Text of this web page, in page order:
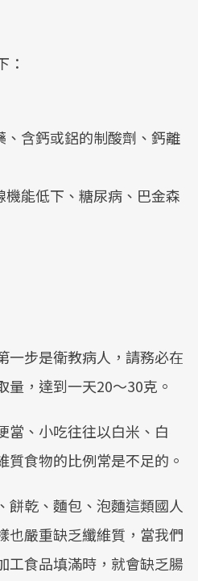
：
、含鈣或鋁的制酸劑、鈣離
能低下、糖尿病、巴金森
一步是衛教病人，請務必在
，達到一天20～30克。
當、小吃往往以白米、白
質食物的比例常是不足的。
餅乾、麵包、泡麵這類國人
也嚴重缺乏纖維質，當我們
工食品填滿時，就會缺乏腸